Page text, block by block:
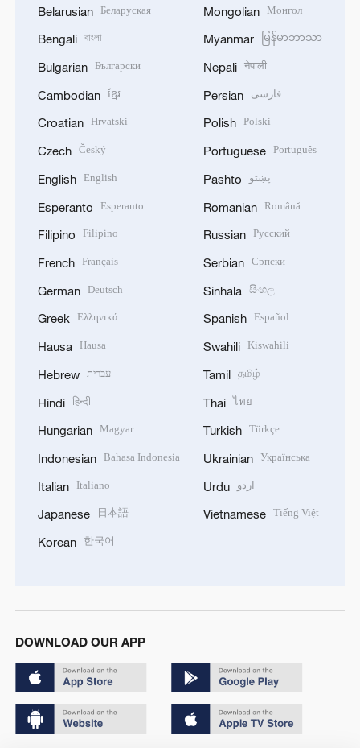
Belarusian Беларуская
Bengali বাংলা
Bulgarian Български
Cambodian ខ្មែរ
Croatian Hrvatski
Czech Český
English English
Esperanto Esperanto
Filipino Filipino
French Français
German Deutsch
Greek Ελληνικά
Hausa Hausa
Hebrew עברית
Hindi हिन्दी
Hungarian Magyar
Indonesian Bahasa Indonesia
Italian Italiano
Japanese 日本語
Korean 한국어
Mongolian Монгол
Myanmar မြန်မာဘာသာ
Nepali नेपाली
Persian فارسی
Polish Polski
Portuguese Português
Pashto پښتو
Romanian Română
Russian Русский
Serbian Српски
Sinhala සිංහල
Spanish Español
Swahili Kiswahili
Tamil தமிழ்
Thai ไทย
Turkish Türkçe
Ukrainian Українська
Urdu اردو
Vietnamese Tiếng Việt
DOWNLOAD OUR APP